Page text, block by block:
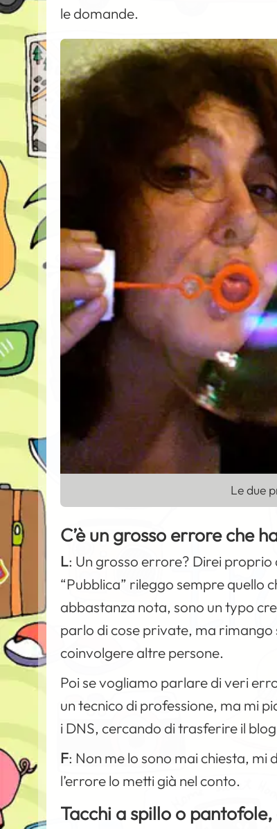
le domande.
Le due
C’è un grosso errore che
L: Un grosso errore? Direi
“Pubblica” rileggo sempre quello
abbastanza nota, sono un typo
parlo di cose private, ma
coinvolgere altre persone.
Poi se vogliamo parlare di veri
un tecnico di professione, ma mi
i DNS, cercando di trasferire il
F: Non me lo sono mai chiesta,
l’errore lo metti già nel conto.
Tacchi a spillo o pantofole,